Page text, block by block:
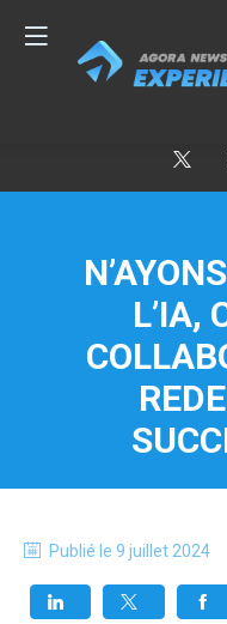
L’IA,
Publié le 9 juillet 2024